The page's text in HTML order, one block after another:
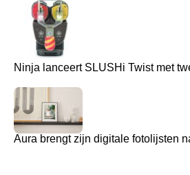
Ninja lanceert SLUSHi Twist met
Aura brengt zijn digitale fotolijsten